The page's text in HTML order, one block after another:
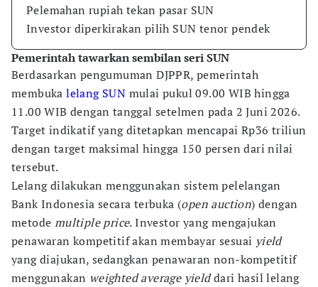
Pelemahan rupiah tekan pasar SUN
Investor diperkirakan pilih SUN tenor pendek
Pemerintah tawarkan sembilan seri SUN
Berdasarkan pengumuman DJPPR, pemerintah
membukalelang SUN mulai pukul 09.00 WIB hingga
11.00 WIB dengan tanggal setelmen pada 2 Juni 2026.
Target indikatif yang ditetapkan mencapai Rp36 triliun
dengan target maksimal hingga 150 persen dari nilai
tersebut.
Lelang dilakukan menggunakan sistem pelelangan
Bank Indonesia secara terbuka (open auction) dengan
metode multiple price. Investor yang mengajukan
penawaran kompetitif akan membayar sesuai yield
yang diajukan, sedangkan penawaran non-kompetitif
menggunakan weighted average yielddari hasil lelang